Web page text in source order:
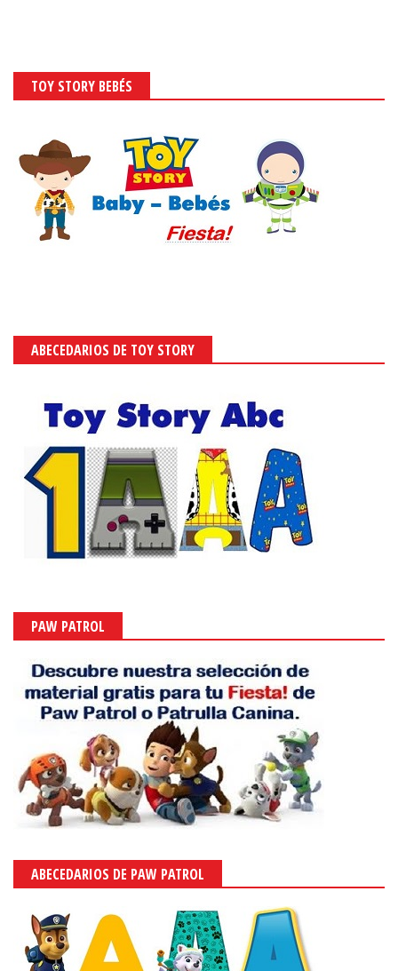
TOY STORY BEBÉS
ABECEDARIOS DE TOY STORY
PAW PATROL
ABECEDARIOS DE PAW PATROL